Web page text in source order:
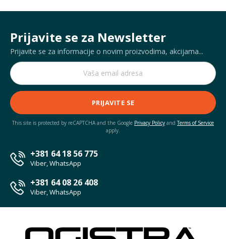
Prijavite se za Newsletter
Prijavite se za informacije o novim proizvodima, akcijama...
PRIJAVITE SE
This site is protected by reCAPTCHA and the Google Privacy Policy andTerms of Service
apply.
+381 64 18 56 775
Viber, WhatsApp
+381 64 08 26 408
Viber, WhatsApp